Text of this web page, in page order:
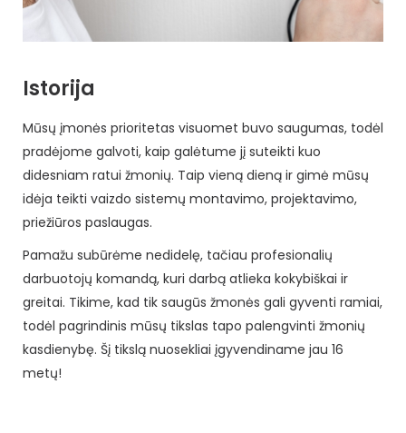
Istorija
Mūsų įmonės prioritetas visuomet buvo saugumas, todėl
pradėjome galvoti, kaip galėtume jį suteikti kuo
didesniam ratui žmonių. Taip vieną dieną ir gimė mūsų
idėja teikti vaizdo sistemų montavimo, projektavimo,
priežiūros paslaugas.
Pamažu subūrėme nedidelę, tačiau profesionalių
darbuotojų komandą, kuri darbą atlieka kokybiškai ir
greitai. Tikime, kad tik saugūs žmonės gali gyventi ramiai,
todėl pagrindinis mūsų tikslas tapo palengvinti žmonių
kasdienybę. Šį tikslą nuosekliai įgyvendiname jau 16
metų!